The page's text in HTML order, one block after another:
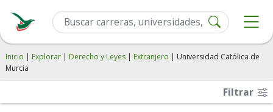
Inicio | Explorar | Derecho y Leyes | Extranjero | Universidad Católica de
Murcia
Filtrar